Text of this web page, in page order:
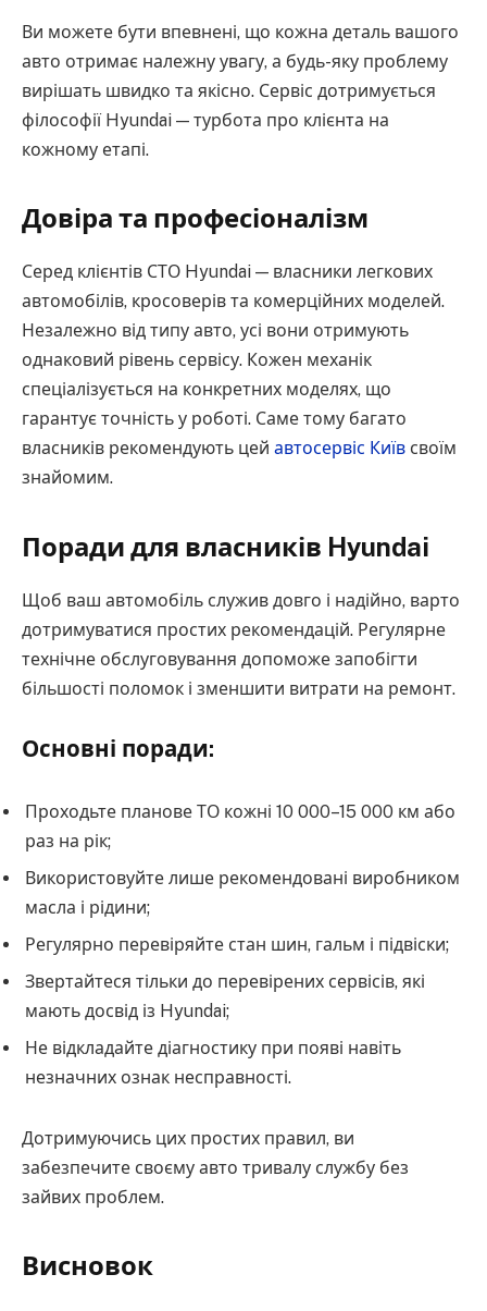
Ви можете бути впевнені, що кожна деталь вашого
авто отримає належну увагу, а будь-яку проблему
вирішать швидко та якісно. Сервіс дотримується
філософії Hyundai — турбота про клієнта на
кожному етапі.
Довіра та професіоналізм
Серед клієнтів СТО Hyundai — власники легкових
автомобілів, кросоверів та комерційних моделей.
Незалежно від типу авто, усі вони отримують
однаковий рівень сервісу. Кожен механік
спеціалізується на конкретних моделях, що
гарантує точність у роботі. Саме тому багато
власників рекомендують цей автосервіс Київ своїм
знайомим.
Поради для власників Hyundai
Щоб ваш автомобіль служив довго і надійно, варто
дотримуватися простих рекомендацій. Регулярне
технічне обслуговування допоможе запобігти
більшості поломок і зменшити витрати на ремонт.
Основні поради:
Проходьте планове ТО кожні 10 000–15 000 км або
раз на рік;
Використовуйте лише рекомендовані виробником
масла і рідини;
Регулярно перевіряйте стан шин, гальм і підвіски;
Звертайтеся тільки до перевірених сервісів, які
мають досвід із Hyundai;
Не відкладайте діагностику при появі навіть
незначних ознак несправності.
Дотримуючись цих простих правил, ви
забезпечите своєму авто тривалу службу без
зайвих проблем.
Висновок